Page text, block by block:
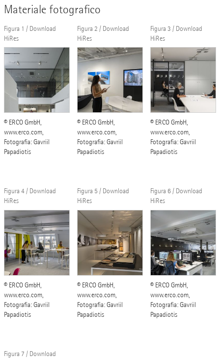
Materiale fotografico
Figura 1 / Download
HiRes
© ERCO GmbH,
www.erco.com,
Fotografia: Gavriil
Papadiotis
Figura 2 / Download
HiRes
© ERCO GmbH,
www.erco.com,
Fotografia: Gavriil
Papadiotis
Figura 3 / Download
HiRes
© ERCO GmbH,
www.erco.com,
Fotografia: Gavriil
Papadiotis
Figura 4 / Download
HiRes
© ERCO GmbH,
www.erco.com,
Fotografia: Gavriil
Papadiotis
Figura 5 / Download
HiRes
© ERCO GmbH,
www.erco.com,
Fotografia: Gavriil
Papadiotis
Figura 6 / Download
HiRes
© ERCO GmbH,
www.erco.com,
Fotografia: Gavriil
Papadiotis
Figura 7 / Download